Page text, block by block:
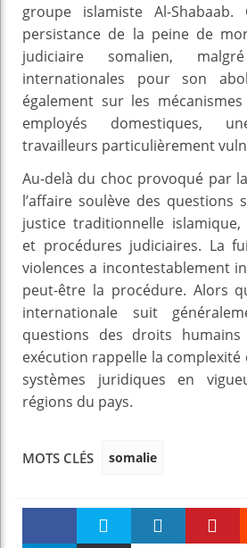
groupe islamiste Al-
persistance de la peine de
judiciaire somalien,
internationales pour son
également sur les
employés domestiques,
travailleurs particulièrement
Au-delà du choc provoqué par
l’affaire soulève des questions
justice traditionnelle
et procédures judiciaires. La
violences a incontestablement
peut-être la procédure. Alors
internationale suit
questions des droits
exécution rappelle la complexité
systèmes juridiques en
régions du pays.
MOTS CLÉS somalie